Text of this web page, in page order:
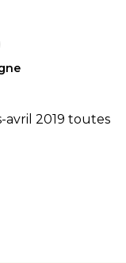
avril 2019 toutes